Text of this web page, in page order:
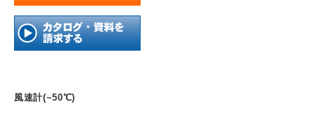
風速計(~50℃)